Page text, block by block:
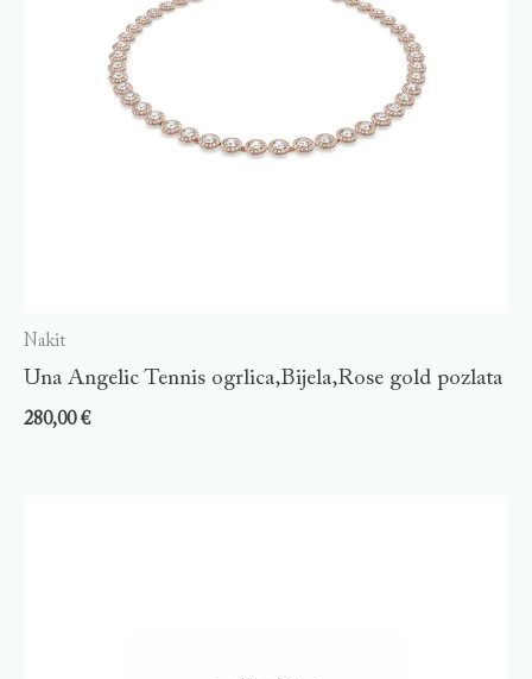
Nakit
Una Angelic Tennis ogrlica,Bijela,Rose gold pozlata
280,00€